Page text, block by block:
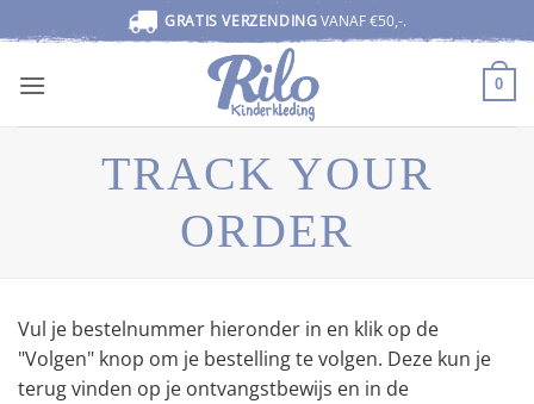
naar
inhoud
GRATIS VERZENDINGVANAF €50,-.
0
TRACK YOUR
ORDER
Vul je bestelnummer hieronder in en klik op de
"Volgen" knop om je bestelling te volgen. Deze kun je
terug vinden op je ontvangstbewijs en in de